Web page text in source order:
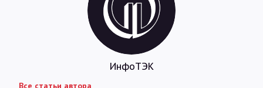
ИнфоТЭК
Все статьи автора